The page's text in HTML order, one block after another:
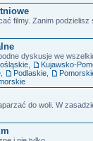
filmy. Zanim
dyskusje we
Kujawsko-
Podlaskie
do woli. W